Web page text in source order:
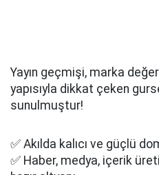
Yayın geçmişi, marka
yapısıyla dikkat çeken
sunulmuştur!
✅ Akılda kalıcı ve güçlü
✅ Haber, medya, içerik